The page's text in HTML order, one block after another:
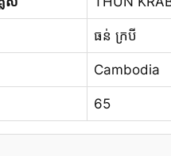
ធន់ ក្របី
Cambodia
65